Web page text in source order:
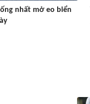
nhất mở eo biển